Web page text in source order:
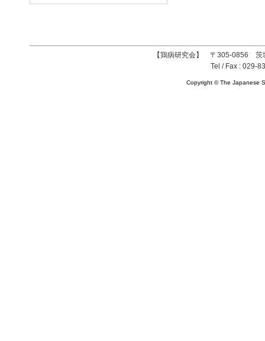
【鶏病研究会】 〒305-0856 茨
Tel / Fax : 029-
Copyright © The Japanese